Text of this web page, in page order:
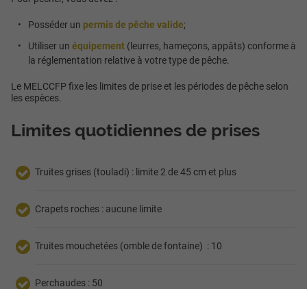
Posséder un permis de pêche valide;
Utiliser un équipement (leurres, hameçons, appâts) conforme à
la réglementation relative à votre type de pêche.
Le MELCCFP fixe les limites de prise et les périodes de pêche selon
les espèces.
Limites quotidiennes de prises
Truites grises (touladi) : limite 2 de 45 cm et plus
Crapets roches : aucune limite
Truites mouchetées (omble de fontaine) : 10
Perchaudes : 50